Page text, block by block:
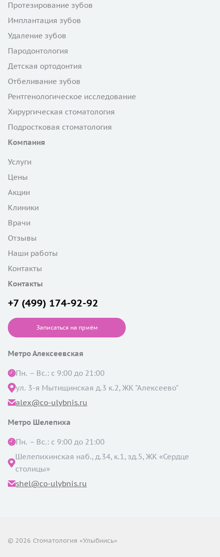
Протезирование зубов
Имплантация зубов
Удаление зубов
Пародонтология
Детская ортодонтия
Отбеливание зубов
Рентгенологическое исследование
Хирургическая стоматология
Подростковая стоматология
Компания
Услуги
Цены
Акции
Клиники
Врачи
Отзывы
Наши работы
Контакты
Контакты
+7 (499) 174-92-92
Записаться на приём
Метро Алексеевская
Пн. – Вс.: с 9:00 до 21:00
ул. 3-я Мытищинская д.3 к.2, ЖК "Алексеево"
alex@co-ulybnis.ru
Метро Шелепиха
Пн. – Вс.: с 9:00 до 21:00
Шелепихинская наб., д.34, к.1, зд.5, ЖК «Сердце
столицы»
shel@co-ulybnis.ru
© 2026 Стоматология «Улыбнись»